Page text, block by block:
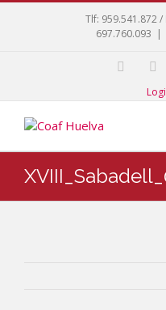
Tlf: 959.541.872 /
697.760.093 |